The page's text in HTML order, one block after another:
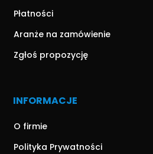
Płatności
Aranże na zamówienie
Zgłoś propozycję
INFORMACJE
O firmie
Polityka Prywatności